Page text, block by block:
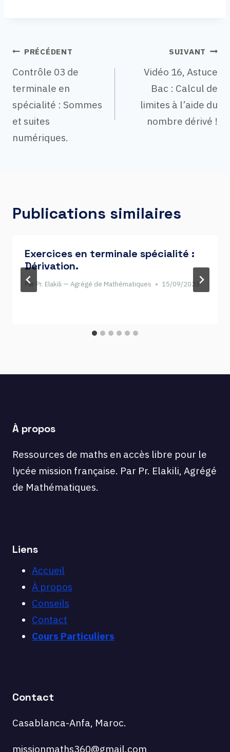
Navigation
de
PRÉCÉDENT
Contrôle 03 de
terminale en
spécialité : Sommes
et suites
numériques.
SUIVANT
Vidéo 16, Astuce
Bac : Calcul de
limites à l’aide du
nombre dérivé !
Publications similaires
Exercices en terminale spécialité :
Dérivation.
Par Pr. Elakili — Agrégé de Mathématiques 15/09/2023
À propos
Ressources de maths en accès libre pour le
lycée mission française. Par Pr. Elakili, Agrégé
de Mathématiques.
Liens
Accueil
À propos
Conseils
Contact
Cours Particuliers
Contact
Casablanca-Anfa, Maroc.
missionmaths360@gmail.com